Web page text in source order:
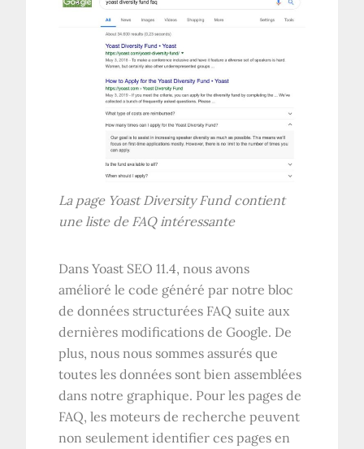
La page Yoast Diversity Fund contient
une liste de FAQ intéressante
Dans Yoast SEO 11.4, nous avons
amélioré le code généré par notre bloc
de données structurées FAQ suite aux
dernières modifications de Google. De
plus, nous nous sommes assurés que
toutes les données sont bien assemblées
dans notre graphique. Pour les pages de
FAQ, les moteurs de recherche peuvent
non seulement identifier ces pages en